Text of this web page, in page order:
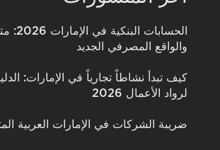
الحسابات
والواقع المصرفي الجديد
كيف تبدأ نشاطاً تجارياً في الإمارات:
لرواد الأعمال 2026
ضريبة الشركات في الإمارات العربية